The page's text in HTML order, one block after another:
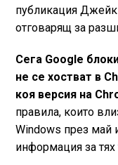
публикация
отговарящ за
Сега Google
не се хостват в
коя версия на
правила, които
Windows през май
информация за тях